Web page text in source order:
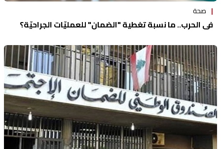
صحة
في الحرب.. ما نسبة تغطية "الضمان" للعمليّات الجراحيّة؟